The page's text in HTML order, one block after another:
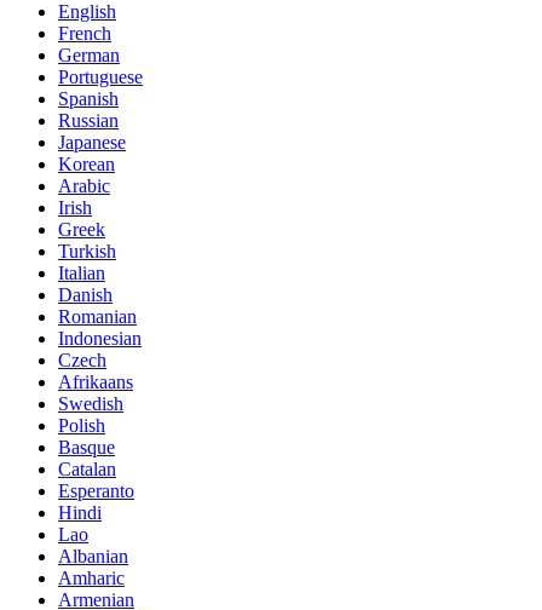
English
French
German
Portuguese
Spanish
Russian
Japanese
Korean
Arabic
Irish
Greek
Turkish
Italian
Danish
Romanian
Indonesian
Czech
Afrikaans
Swedish
Polish
Basque
Catalan
Esperanto
Hindi
Lao
Albanian
Amharic
Armenian